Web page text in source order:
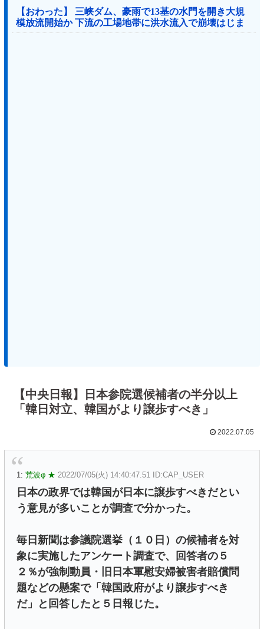
【おわった】 三峡ダム、豪雨で13基の水門を開き大規
模放流開始か 下流の工場地帯に洪水流入で崩壊はじま
る
【中央日報】日本参院選候補者の半分以上
「韓日対立、韓国がより譲歩すべき」
2022.07.05
1: 荒波φ ★ 2022/07/05(火) 14:40:47.51 ID:CAP_USER
日本の政界では韓国が日本に譲歩すべきだとい
う意見が多いことが調査で分かった。
毎日新聞は参議院選挙（１０日）の候補者を対
象に実施したアンケート調査で、回答者の５
２％が強制動員・旧日本軍慰安婦被害者賠償問
題などの懸案で「韓国政府がより譲歩すべき
だ」と回答したと５日報じた。